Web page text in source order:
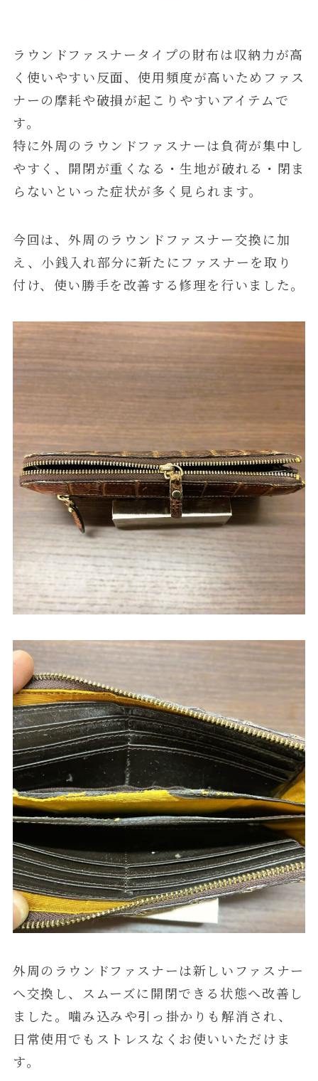
ラウンドファスナータイプの財布は収納力が高
く使いやすい反面、使用頻度が高いためファス
ナーの摩耗や破損が起こりやすいアイテムで
す。
特に外周のラウンドファスナーは負荷が集中し
やすく、開閉が重くなる・生地が破れる・閉ま
らないといった症状が多く見られます。
今回は、外周のラウンドファスナー交換に加
え、小銭入れ部分に新たにファスナーを取り
付け、使い勝手を改善する修理を行いました。
外周のラウンドファスナーは新しいファスナー
へ交換し、スムーズに開閉できる状態へ改善し
ました。噛み込みや引っ掛かりも解消され、
日常使用でもストレスなくお使いいただけま
す。